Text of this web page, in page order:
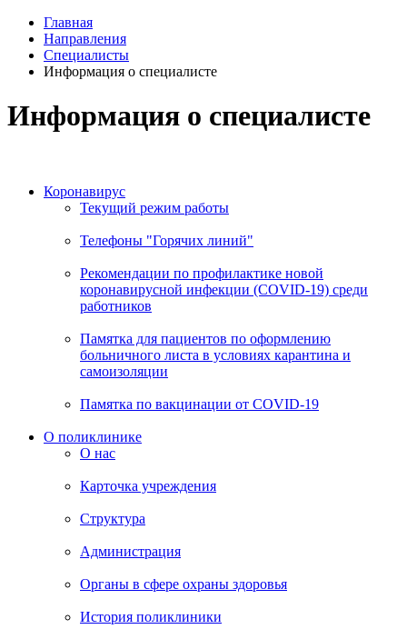
Главная
Направления
Специалисты
Информация о специалисте
Информация о специалисте
Коронавирус
Текущий режим работы
Телефоны "Горячих линий"
Рекомендации по профилактике новой
коронавирусной инфекции (COVID-19) среди
работников
Памятка для пациентов по оформлению
больничного листа в условиях карантина и
самоизоляции
Памятка по вакцинации от COVID-19
О поликлинике
О нас
Карточка учреждения
Структура
Администрация
Органы в сфере охраны здоровья
История поликлиники